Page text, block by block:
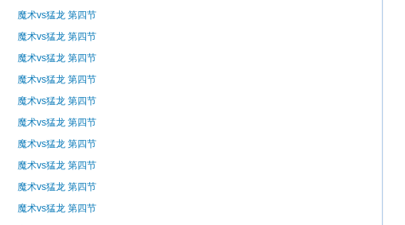
魔术vs猛龙 第四节
魔术vs猛龙 第四节
魔术vs猛龙 第四节
魔术vs猛龙 第四节
魔术vs猛龙 第四节
魔术vs猛龙 第四节
魔术vs猛龙 第四节
魔术vs猛龙 第四节
魔术vs猛龙 第四节
魔术vs猛龙 第四节